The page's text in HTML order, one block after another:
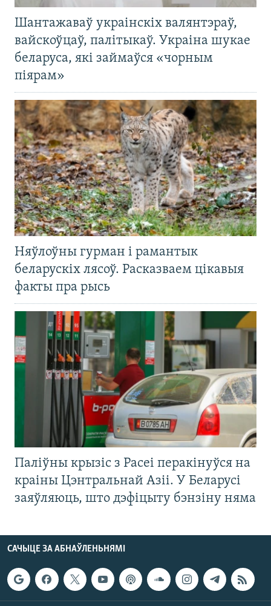
Шантажаваў украінскіх валянтэраў,
вайскоўцаў, палітыкаў. Украіна шукае
беларуса, які займаўся «чорным
піярам»
Няўлоўны гурман і рамантык
беларускіх лясоў. Расказваем цікавыя
факты пра рысь
Паліўны крызіс з Расеі перакінуўся на
краіны Цэнтральнай Азіі. У Беларусі
заяўляюць, што дэфіцыту бэнзіну няма
САЧЫЦЕ ЗА АБНАЎЛЕНЬНЯМІ